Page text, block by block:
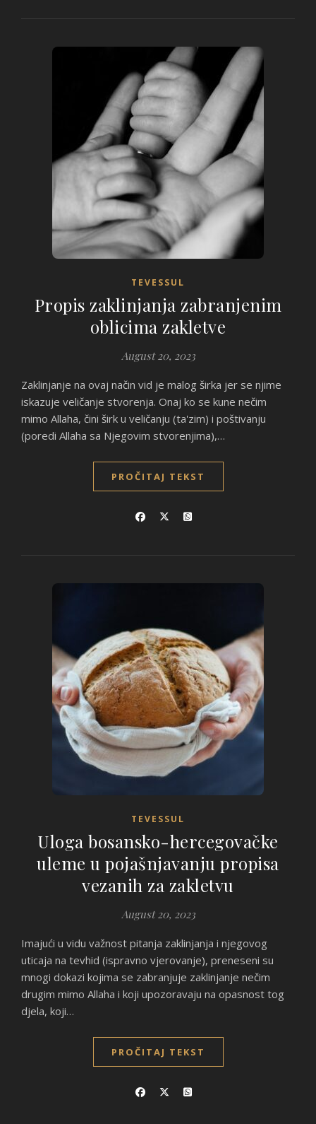
TEVESSUL
Propis zaklinjanja zabranjenim
oblicima zakletve
August 20, 2023
Zaklinjanje na ovaj način vid je malog širka jer se njime
iskazuje veličanje stvorenja. Onaj ko se kune nečim
mimo Allaha, čini širk u veličanju (ta'zim) i poštivanju
(poredi Allaha sa Njegovim stvorenjima),…
PROČITAJ TEKST
TEVESSUL
Uloga bosansko-hercegovačke
uleme u pojašnjavanju propisa
vezanih za zakletvu
August 20, 2023
Imajući u vidu važnost pitanja zaklinjanja i njegovog
uticaja na tevhid (ispravno vjerovanje), preneseni su
mnogi dokazi kojima se zabranjuje zaklinjanje nečim
drugim mimo Allaha i koji upozoravaju na opasnost tog
djela, koji…
PROČITAJ TEKST